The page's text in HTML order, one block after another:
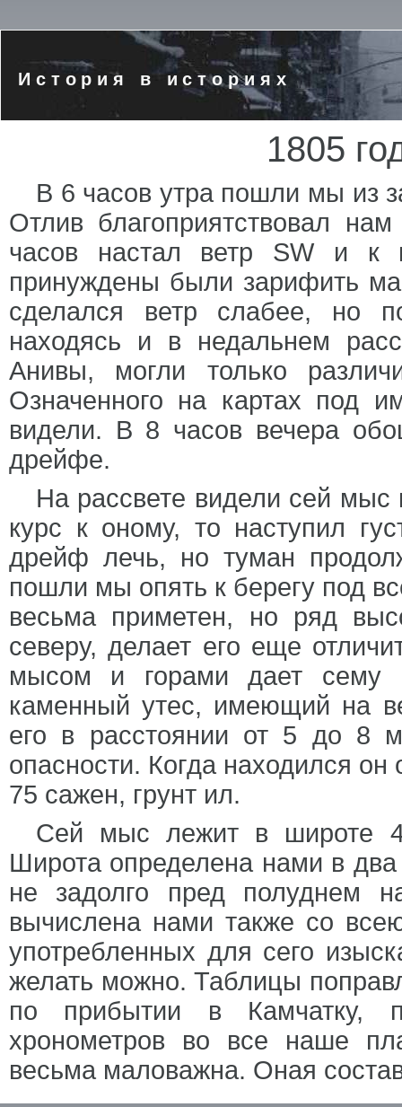
История в историях
1805
В 6 часов утра пошли мы из
Отлив благоприятствовал
часов настал ветр SW и к
принуждены были зарифить
сделался ветр слабее, но
находясь и в недальнем
Анивы, могли только
Означенного на картах под
видели. В 8 часов вечера
дрейфе.
На рассвете видели сей
курс к оному, то наступил
дрейф лечь, но туман
пошли мы опять к берегу под
весьма приметен, но ряд
северу, делает его еще
мысом и горами дает сему
каменный утес, имеющий на
его в расстоянии от 5 до 8
опасности. Когда находился
75 сажен, грунт ил.
Сей мыс лежит в широте
Широта определена нами в
не задолго пред полуднем
вычислена нами также со
употребленных для сего
желать можно. Таблицы
по прибытии в Камчатку,
хронометров во все наше
весьма маловажна. Оная